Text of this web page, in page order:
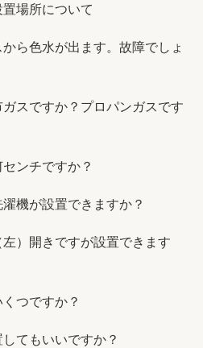
場所について
ら色水が出ます。故障でしょ
スですか？プロパンガスです
ンチですか？
機が設置できますか？
）開きですが設置できます
つですか？
てもいいですか？